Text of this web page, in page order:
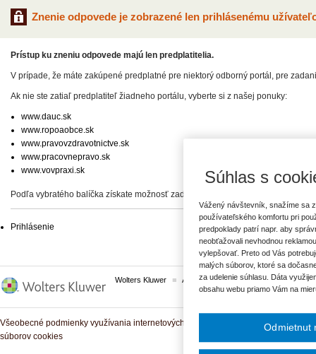
Znenie odpovede je zobrazené len prihlásenému
Prístup ku zneniu odpovede majú len predplatitelia.
V prípade, že máte zakúpené predplatné pre niektorý odborný portál, pre
Ak nie ste zatiaľ predplatiteľ žiadneho portálu, vyberte si z našej ponuky:
www.dauc.sk
www.ropoaobce.sk
www.pravovzdravotnictve.sk
www.pracovnepravo.sk
www.vovpraxi.sk
Podľa vybratého balíčka získate možnosť zadať svoje otázky, prípadne prístup
Prihlásenie
Wolters Kluwer ASPI Komplexné právne predpisy
Všeobecné podmienky využívania internetových služieb a komunitných portálov
súborov cookies
Súhlas s
Vážený návštevník, snažíme sa
používateľského komfortu pri
predpoklady patrí napr. aby
neobťažovali nevhodnou
vylepšovať. Preto od Vás
malých súborov, ktoré sa
za udelenie súhlasu. Dáta
obsahu webu priamo Vám na
Odmietnut